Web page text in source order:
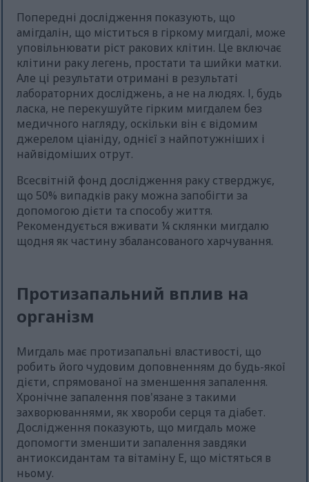
Попередні дослідження показують, що
амігдалін, що міститься в гіркому мигдалі, може
уповільнювати ріст ракових клітин. Це включає
клітини раку легень, простати та шийки матки.
Але ці результати отримані в результаті
лабораторних досліджень, а не на людях. І, будь
ласка, не перекушуйте гірким мигдалем без
медичного нагляду, оскільки він є відомим
джерелом ціаніду, однієї з найпотужніших і
найвідоміших отрут.
Всесвітній фонд дослідження раку стверджує,
що 50% випадків раку можна запобігти за
допомогою дієти та способу життя.
Рекомендується вживати ¼ склянки мигдалю
щодня як частину збалансованого харчування.
Протизапальний вплив на
організм
Мигдаль має протизапальні властивості, що
робить його чудовим доповненням до будь-якої
дієти, спрямованої на зменшення запалення.
Хронічне запалення пов'язане з такими
захворюваннями, як хвороби серця та діабет.
Дослідження показують, що мигдаль може
допомогти зменшити запалення завдяки
антиоксидантам та вітаміну Е, що містяться в
ньому.